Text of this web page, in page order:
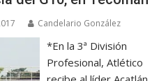
Candelario González
*En la 3ª División
Profesional, Atlético